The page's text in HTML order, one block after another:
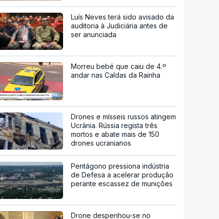
Luís Neves terá sido avisado da
auditoria à Judiciária antes de
ser anunciada
Morreu bebé que caiu de 4.º
andar nas Caldas da Rainha
Drones e mísseis russos atingem
Ucrânia. Rússia regista três
mortos e abate mais de 150
drones ucranianos
Pentágono pressiona indústria
de Defesa a acelerar produção
perante escassez de munições
Drone despenhou-se no